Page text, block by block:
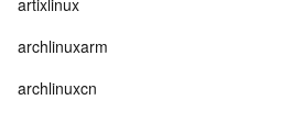
artixlinux
archlinuxarm
archlinuxcn